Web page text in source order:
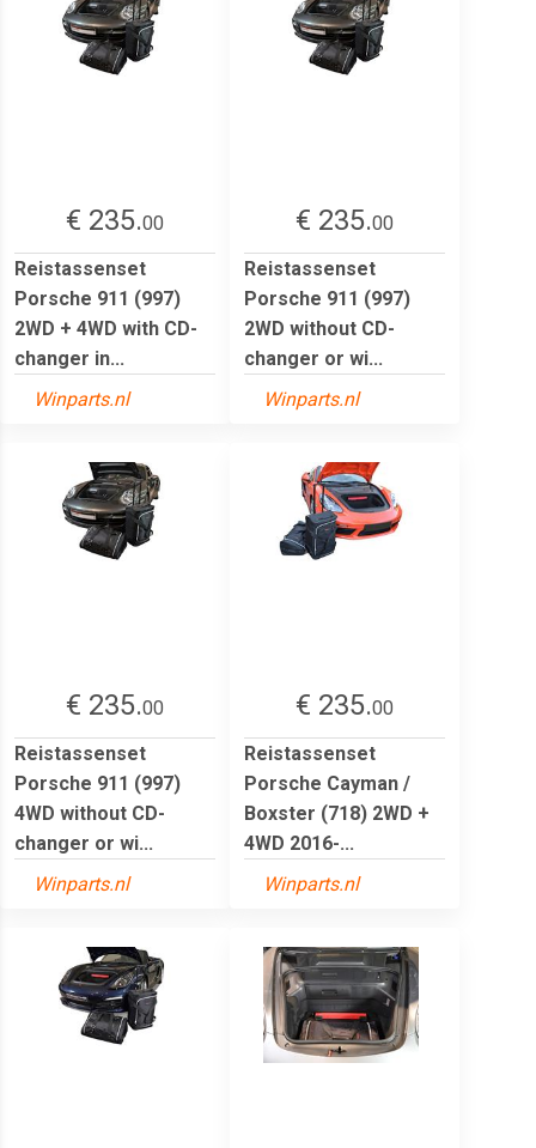
€ 235.00
Reistassenset
Porsche 911 (997)
2WD + 4WD with CD-
changer in...
Winparts.nl
€ 235.00
Reistassenset
Porsche 911 (997)
2WD without CD-
changer or wi...
Winparts.nl
€ 235.00
Reistassenset
Porsche 911 (997)
4WD without CD-
changer or wi...
Winparts.nl
€ 235.00
Reistassenset
Porsche Cayman /
Boxster (718) 2WD +
4WD 2016-...
Winparts.nl